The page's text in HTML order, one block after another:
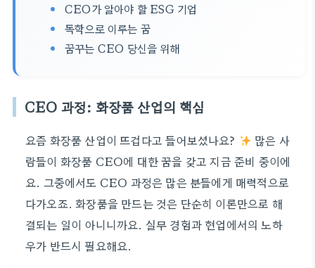
CEO가 알아야 할 ESG 기업
독학으로 이루는 꿈
꿈꾸는 CEO 당신을 위해
CEO 과정: 화장품 산업의 핵심
요즘 화장품 산업이 뜨겁다고 들어보셨나요?
많은 사
람들이 화장품 CEO에 대한 꿈을 갖고 지금 준비 중이에
요. 그중에서도 CEO 과정은 많은 분들에게 매력적으로
다가오죠. 화장품을 만드는 것은 단순히 이론만으로 해
결되는 일이 아니니까요. 실무 경험과 현업에서의 노하
우가 반드시 필요해요.